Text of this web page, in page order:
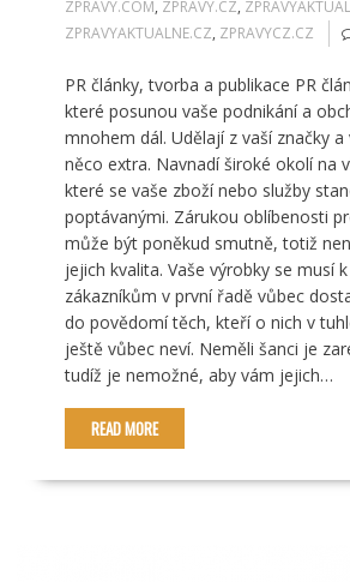
ZPRAVY.COM, ZPRAVY.CZ,
ZPRAVYAKTUALNE.CZ, ZPRAVYCZ.CZ
PR články, tvorba a publikace PR
které posunou vaše podnikání a
mnohem dál. Udělají z vaší značky
něco extra. Navnadí široké okolí na
které se vaše zboží nebo služby
poptávanými. Zárukou oblíbenosti
může být poněkud smutně, totiž
jejich kvalita. Vaše výrobky se musí
zákazníkům v první řadě vůbec
do povědomí těch, kteří o nich v
ještě vůbec neví. Neměli šanci je
tudíž je nemožné, aby vám jejich…
READ MORE